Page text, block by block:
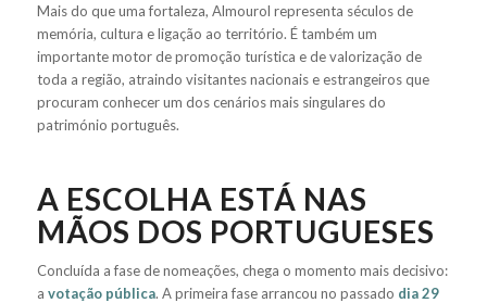
Mais do que uma fortaleza, Almourol representa séculos de
memória, cultura e ligação ao território. É também um
importante motor de promoção turística e de valorização de
toda a região, atraindo visitantes nacionais e estrangeiros que
procuram conhecer um dos cenários mais singulares do
património português.
A ESCOLHA ESTÁ NAS
MÃOS DOS PORTUGUESES
Concluída a fase de nomeações, chega o momento mais decisivo:
a votação pública. A primeira fase arrancou no passado dia 29